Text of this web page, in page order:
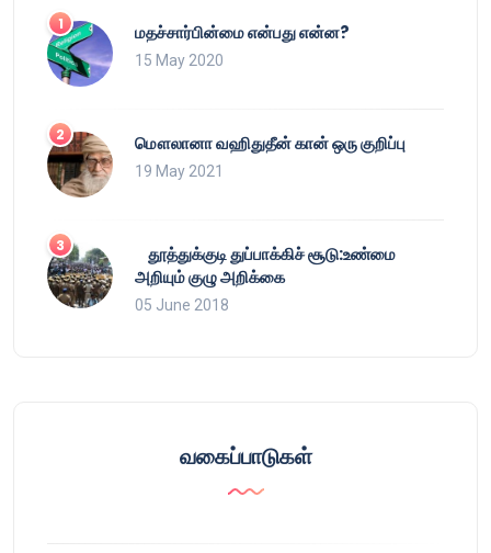
மதச்சார்பின்மை என்பது என்ன?
15 May 2020
மௌலானா வஹிதுதீன் கான் ஒரு குறிப்பு
19 May 2021
தூத்துக்குடி துப்பாக்கிச் சூடு:உண்மை
அறியும் குழு அறிக்கை
05 June 2018
வகைப்பாடுகள்